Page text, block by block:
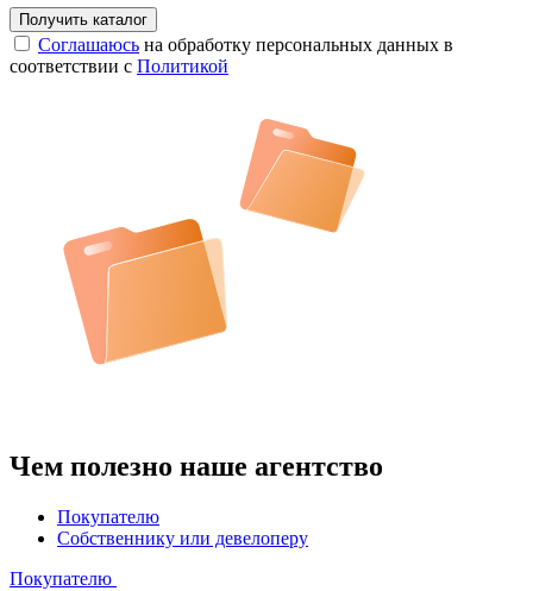
Соглашаюсь на обработку персональных данных в
соответствии с Политикой
Чем полезно наше агентство
Покупателю
Собственнику или девелоперу
Покупателю